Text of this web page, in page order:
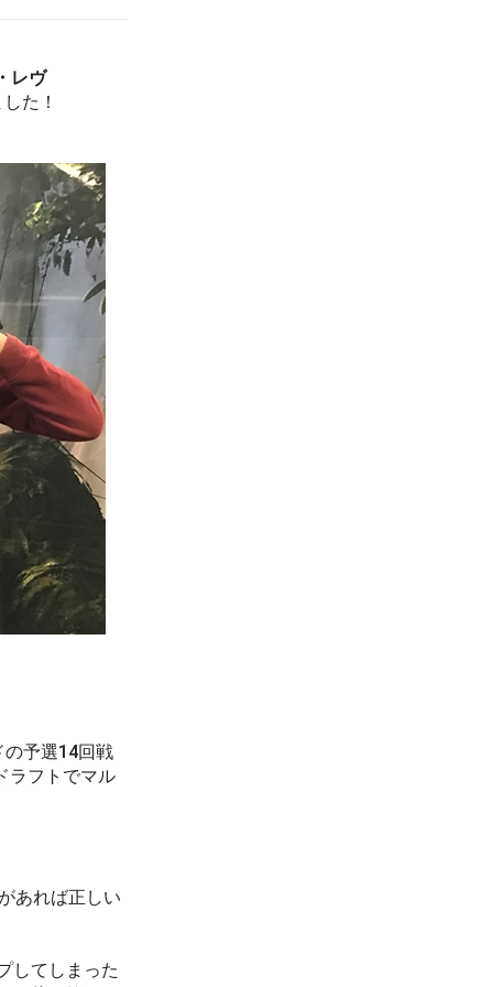
レヴ
た！
予選14回戦
ラフトでマル
あれば正しい
してしまった